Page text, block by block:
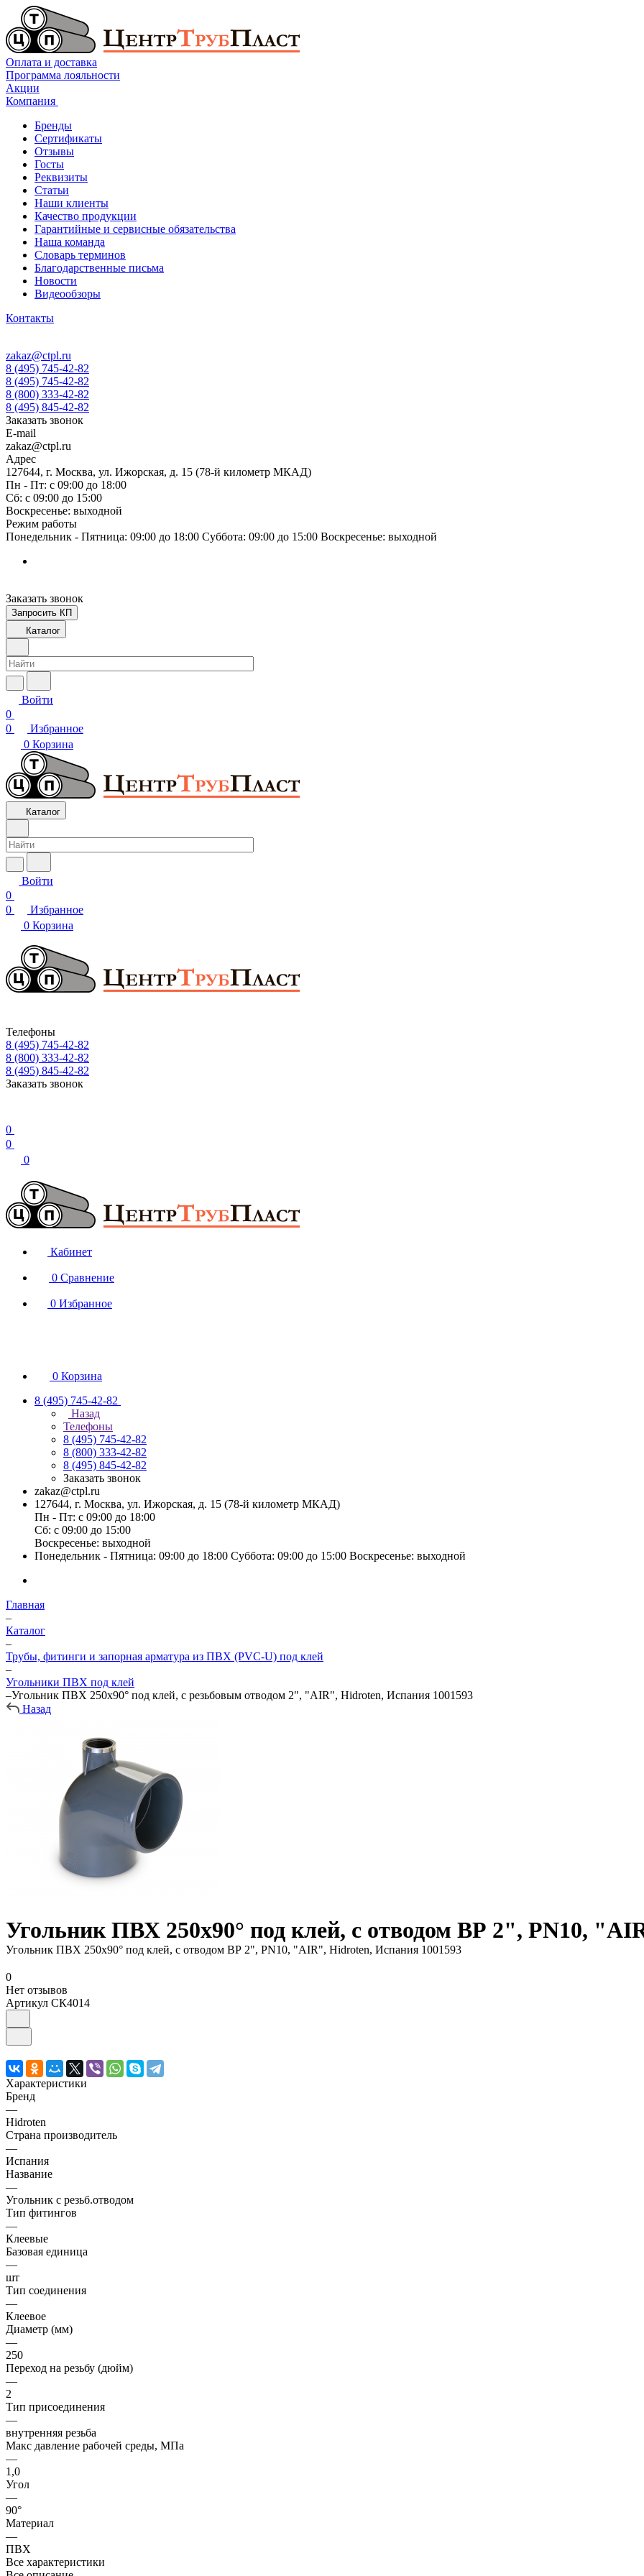
Оплата и доставка
Программа лояльности
Акции
Компания
Бренды
Сертификаты
Отзывы
Госты
Реквизиты
Статьи
Наши клиенты
Качество продукции
Гарантийные и сервисные обязательства
Наша команда
Словарь терминов
Благодарственные письма
Новости
Видеообзоры
Контакты
zakaz@ctpl.ru
8 (495) 745-42-82
8 (495) 745-42-82
8 (800) 333-42-82
8 (495) 845-42-82
Заказать звонок
E-mail
zakaz@ctpl.ru
Адрес
127644, г. Москва, ул. Ижорская, д. 15 (78-й километр МКАД)
Пн - Пт: с 09:00 до 18:00
Сб: с 09:00 до 15:00
Воскресенье: выходной
Режим работы
Понедельник - Пятница: 09:00 до 18:00 Суббота: 09:00 до 15:00 Воскресенье: выходной
Заказать звонок
Запросить КП
Каталог
Войти
0
0
Избранное
0 Корзина
Каталог
Войти
0
0
Избранное
0 Корзина
Телефоны
8 (495) 745-42-82
8 (800) 333-42-82
8 (495) 845-42-82
Заказать звонок
0
0
0
Кабинет
0 Сравнение
0 Избранное
0 Корзина
8 (495) 745-42-82
Назад
Телефоны
8 (495) 745-42-82
8 (800) 333-42-82
8 (495) 845-42-82
Заказать звонок
zakaz@ctpl.ru
127644, г. Москва, ул. Ижорская, д. 15 (78-й километр МКАД)
Пн - Пт: с 09:00 до 18:00
Сб: с 09:00 до 15:00
Воскресенье: выходной
Понедельник - Пятница: 09:00 до 18:00 Суббота: 09:00 до 15:00 Воскресенье: выходной
Главная
–
Каталог
–
Трубы, фитинги и запорная арматура из ПВХ (PVC-U) под клей
–
Угольники ПВХ под клей
–Угольник ПВХ 250х90° под клей, с резьбовым отводом 2", "AIR", Hidroten, Испания 1001593
Назад
Угольник ПВХ 250х90° под клей, с отводом ВР 2", PN10,
Угольник ПВХ 250х90° под клей, с отводом ВР 2", PN10, "AIR", Hidroten, Испания 1001593
0
Нет отзывов
Артикул СК4014
Характеристики
Бренд
—
Hidroten
Страна производитель
—
Испания
Название
—
Угольник с резьб.отводом
Тип фитингов
—
Клеевые
Базовая единица
—
шт
Тип соединения
—
Клеевое
Диаметр (мм)
—
250
Переход на резьбу (дюйм)
—
2
Тип присоединения
—
внутренняя резьба
Макс давление рабочей среды, МПа
—
1,0
Угол
—
90°
Материал
—
ПВХ
Все характеристики